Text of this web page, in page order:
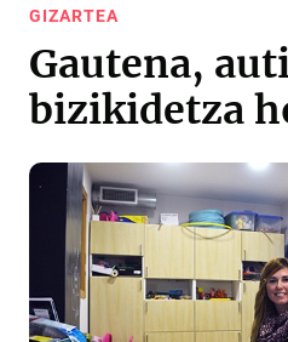
GIZARTEA
Gautena,
bizikidetza